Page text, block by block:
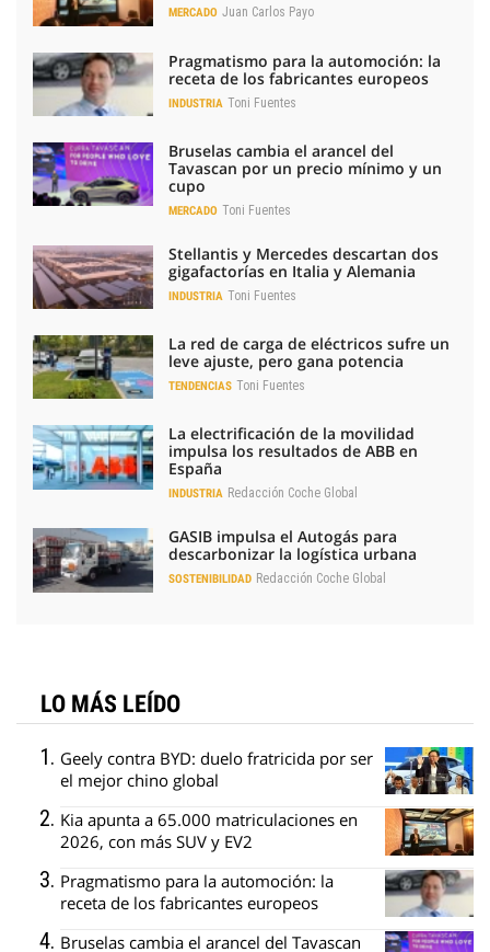
MERCADO Juan Carlos Payo
Pragmatismo para la automoción: la
receta de los fabricantes europeos
INDUSTRIA Toni Fuentes
Bruselas cambia el arancel del
Tavascan por un precio mínimo y un
cupo
MERCADO Toni Fuentes
Stellantis y Mercedes descartan dos
gigafactorías en Italia y Alemania
INDUSTRIA Toni Fuentes
La red de carga de eléctricos sufre un
leve ajuste, pero gana potencia
TENDENCIAS Toni Fuentes
La electrificación de la movilidad
impulsa los resultados de ABB en
España
INDUSTRIA Redacción Coche Global
GASIB impulsa el Autogás para
descarbonizar la logística urbana
SOSTENIBILIDAD Redacción Coche Global
LO MÁS LEÍDO
Geely contra BYD: duelo fratricida por ser
el mejor chino global
Kia apunta a 65.000 matriculaciones en
2026, con más SUV y EV2
Pragmatismo para la automoción: la
receta de los fabricantes europeos
Bruselas cambia el arancel del Tavascan